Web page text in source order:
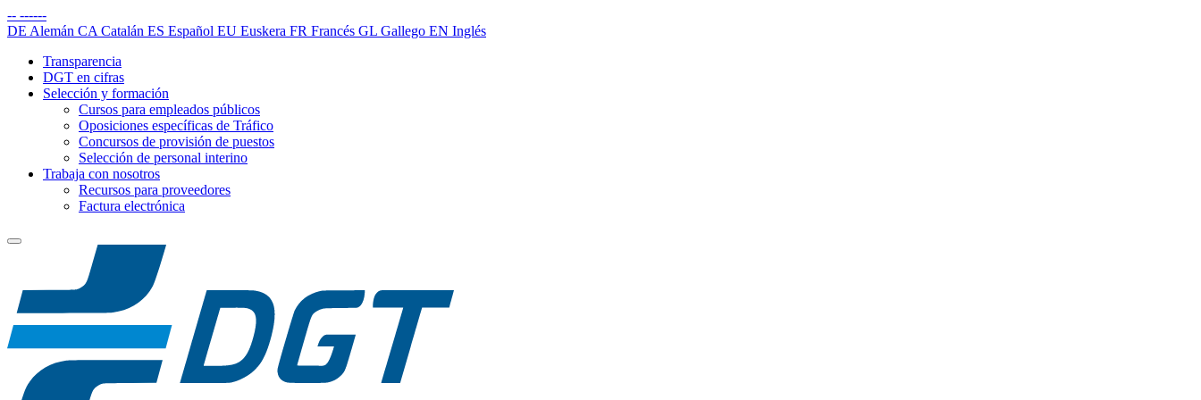
-- ------
DE Alemán CA Catalán ES Español EU Euskera FR Francés GL Gallego EN Inglés
Transparencia
DGT en cifras
Selección y formación
Cursos para empleados públicos
Oposiciones específicas de Tráfico
Concursos de provisión de puestos
Selección de personal interino
Trabaja con nosotros
Recursos para proveedores
Factura electrónica